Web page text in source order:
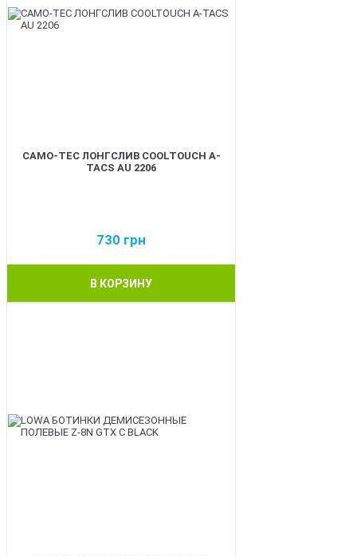
CAMO-TEC ЛОНГСЛИВ COOLTOUCH A-
TACS AU 2206
730 грн
В КОРЗИНУ